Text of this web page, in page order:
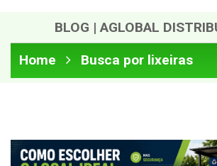
BLOG | AGLOBAL
Home
Busca por lixeiras